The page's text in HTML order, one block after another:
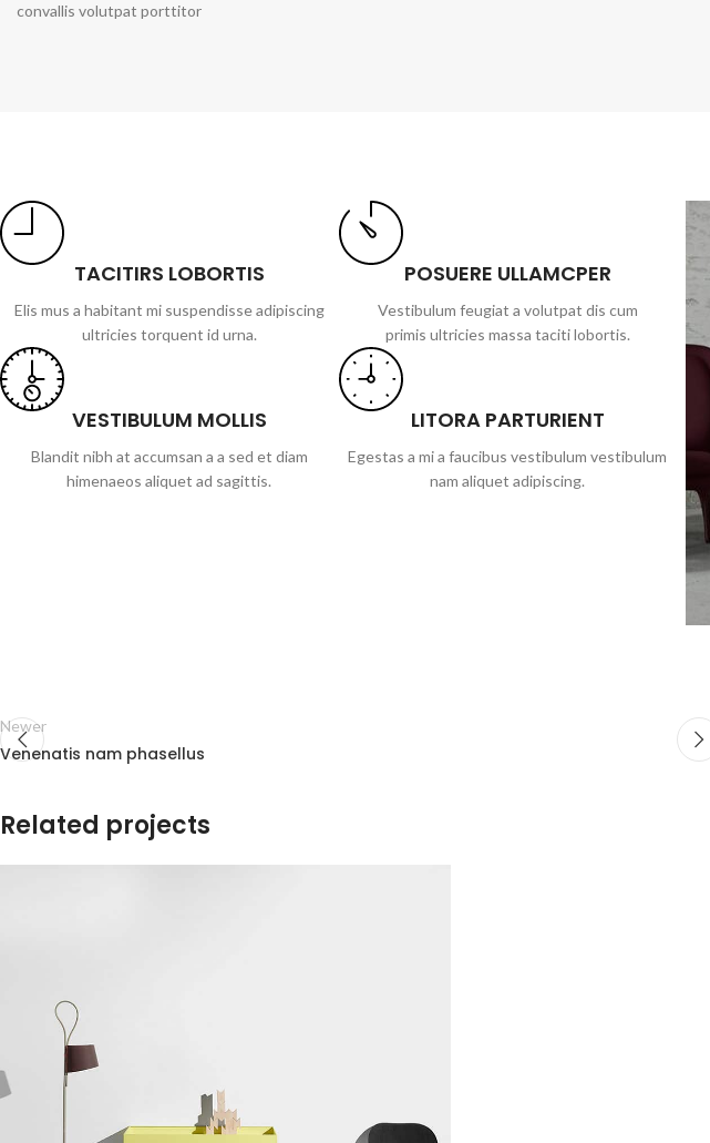
convallis volutpat porttitor
TACITIRS LOBORTIS
Elis mus a habitant mi suspendisse adipiscing
ultricies torquent id urna.
VESTIBULUM MOLLIS
Blandit nibh at accumsan a a sed et diam
himenaeos aliquet ad sagittis.
POSUERE ULLAMCPER
Vestibulum feugiat a volutpat dis cum
primis ultricies massa taciti lobortis.
LITORA PARTURIENT
Egestas a mi a faucibus vestibulum vestibulum
nam aliquet adipiscing.
Newer
Venenatis nam phasellus
Related projects